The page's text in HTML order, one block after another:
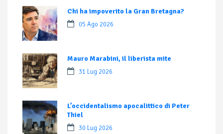
Chi ha impoverito la Gran Bretagna?
05 Ago 2026
Mauro Marabini, il liberista mite
31 Lug 2026
L’occidentalismo apocalittico di Peter
Thiel
30 Lug 2026